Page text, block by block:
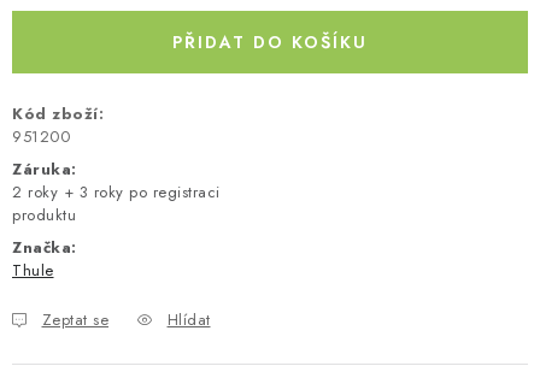
PŘIDAT DO KOŠÍKU
Kód zboží:
951200
Záruka:
2 roky + 3 roky po registraci
produktu
Značka:
Thule
Zeptat se Hlídat